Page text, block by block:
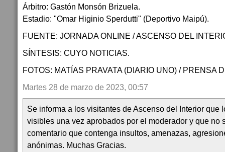
Árbitro: Gastón Monsón Brizuela.
Estadio: "Omar Higinio Sperdutti" (Deportivo Maipú).
FUENTE: JORNADA ONLINE / ASCENSO DEL
SÍNTESIS: CUYO NOTICIAS.
FOTOS: MATÍAS PRAVATA (DIARIO UNO) / PRENSA
Martes 28 de marzo de 2023, 00:57
Se informa a los visitantes de Ascenso del Interior que
visibles una vez aprobados por el moderador y que no
comentario que contenga insultos, amenazas,
anónimas. Muchas Gracias.